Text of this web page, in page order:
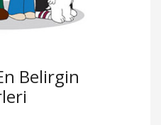
Belirgin